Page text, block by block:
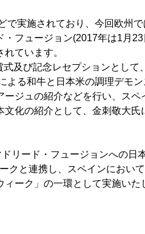
で実施されており、今回欧州
フュージョン(2017年は1月
ています。
及び記念レセプションとして
る和牛と日本米の調理デモン
ジュの紹介などを行い、スペ
化の紹介として、金刺敬大氏
リード・フュージョンへの日
クと連携し、スペインにおい
ーク」の一環として実施いた